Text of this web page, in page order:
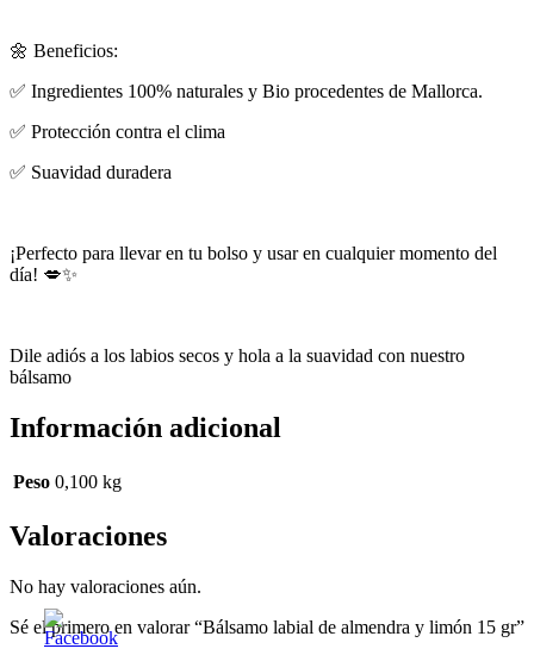
🌼 Beneficios:
✅ Ingredientes 100% naturales y Bio procedentes de Mallorca.
✅ Protección contra el clima
✅ Suavidad duradera
¡Perfecto para llevar en tu bolso y usar en cualquier momento del
día! 💋✨
Dile adiós a los labios secos y hola a la suavidad con nuestro
bálsamo
Información adicional
Peso 0,100 kg
Valoraciones
No hay valoraciones aún.
Sé el primero en valorar “Bálsamo labial de almendra y limón 15 gr”